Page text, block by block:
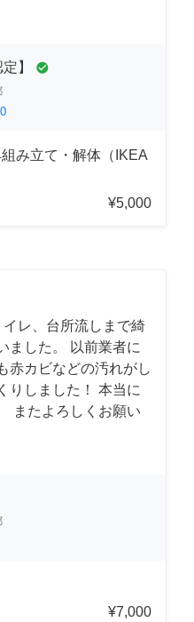
】 check_circle
0
み立て・解体（IKEA
¥5,000
レ、台所流しまで綺
ました。 以前業者に
赤カビなどの汚れがし
りしました！ 本当に
またよろしくお願い
¥7,000